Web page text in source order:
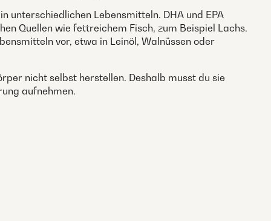
unterschiedlichen Lebensmitteln. DHA und EPA
Quellen wie fettreichem Fisch, zum Beispiel Lachs.
vor, etwa in Leinöl, Walnüssen oder
nicht selbst herstellen. Deshalb musst du sie
aufnehmen.